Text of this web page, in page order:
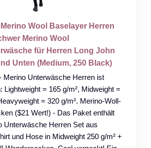
Wool Baselayer Herren
Merino Wool
für Herren Long John
Unten (Medium, 250 Black)
Merino Unterwäsche Herren ist
Lightweight = 165 g/m², Midweight =
= 320 g/m². Merino-Woll-
($21 Wert!) - Das Paket enthält
Unterwäsche Herren Set aus
und Hose in Midweight 250 g/m² +